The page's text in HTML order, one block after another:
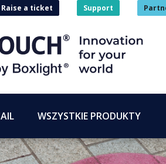
Raise a ticket Support
WSZYSTKIE PRODUKTY